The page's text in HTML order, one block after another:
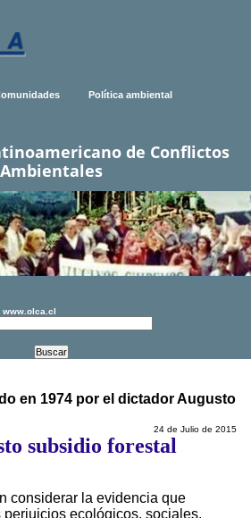
Política ambiental
de Conflictos
Ambientales
www.olca.cl
en 1974 por el dictador Augusto
24 de Julio de 2015
subsidio forestal
considerar la evidencia que
perjuicios ecológicos, sociales,